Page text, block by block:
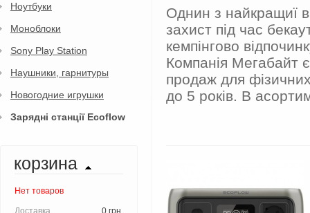
Ноутбуки
Моноблоки
Sony Play Station
Наушники, гарнитуры
Новогодние игрушки
Зарядні станції Ecoflow
корзина
Нет товаров
Доставка 0 грн.
Однин з найкращиї
захист під час
кемпінгово
Компанія Мегабайт
продаж для
до 5 років. В